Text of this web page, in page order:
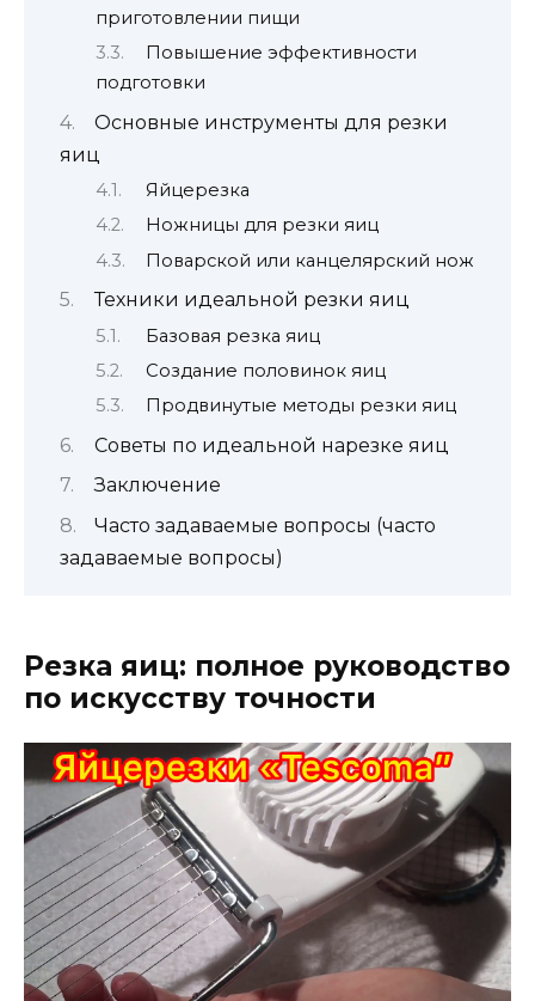
приготовлении пищи
Повышение эффективности
подготовки
Основные инструменты для резки
яиц
Яйцерезка
Ножницы для резки яиц
Поварской или канцелярский нож
Техники идеальной резки яиц
Базовая резка яиц
Создание половинок яиц
Продвинутые методы резки яиц
Советы по идеальной нарезке яиц
Заключение
Часто задаваемые вопросы (часто
задаваемые вопросы)
Резка яиц: полное руководство
по искусству точности